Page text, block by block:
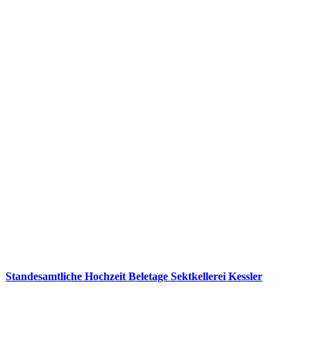
Standesamtliche Hochzeit Beletage Sektkellerei Kessler